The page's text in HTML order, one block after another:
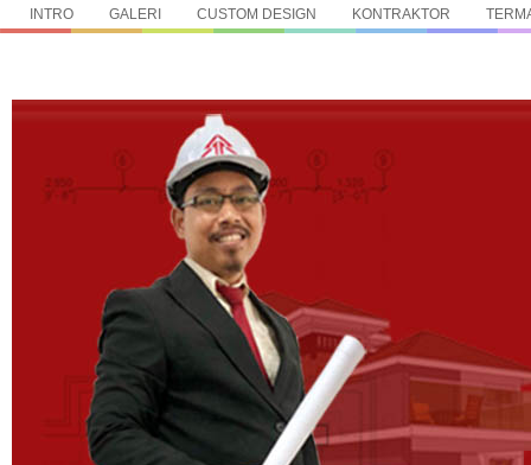
INTRO GALERI CUSTOM DESIGN KONTRAKTOR